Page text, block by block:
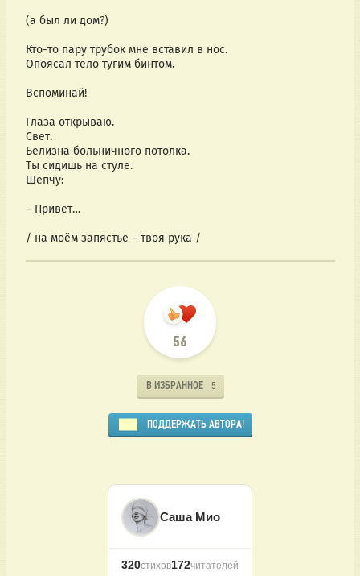
(а был ли дом?)
Кто-то пару трубок мне вставил в нос.
Опоясал тело тугим бинтом.
Вспоминай!
Глаза открываю.
Свет.
Белизна больничного потолка.
Ты сидишь на стуле.
Шепчу:
– Привет…
/ на моём запястье – твоя рука /
56
В ИЗБРАННОЕ 5
ПОДДЕРЖАТЬ АВТОРА!
Саша Мио
320стихов172читателей